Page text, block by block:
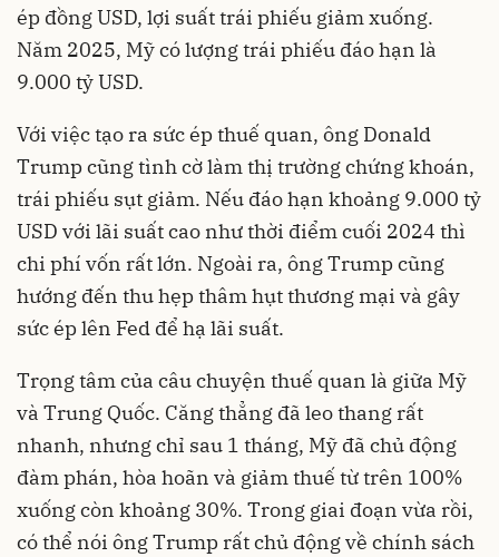
ép đồng USD, lợi suất trái phiếu giảm xuống.
Năm 2025, Mỹ có lượng trái phiếu đáo hạn là
9.000 tỷ USD.
Với việc tạo ra sức ép thuế quan, ông Donald
Trump cũng tình cờ làm thị trường chứng khoán,
trái phiếu sụt giảm. Nếu đáo hạn khoảng 9.000 tỷ
USD với lãi suất cao như thời điểm cuối 2024 thì
chi phí vốn rất lớn. Ngoài ra, ông Trump cũng
hướng đến thu hẹp thâm hụt thương mại và gây
sức ép lên Fed để hạ lãi suất.
Trọng tâm của câu chuyện thuế quan là giữa Mỹ
và Trung Quốc. Căng thẳng đã leo thang rất
nhanh, nhưng chỉ sau 1 tháng, Mỹ đã chủ động
đàm phán, hòa hoãn và giảm thuế từ trên 100%
xuống còn khoảng 30%. Trong giai đoạn vừa rồi,
có thể nói ông Trump rất chủ động về chính sách